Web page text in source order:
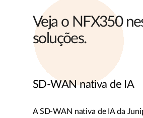
Veja o NFX350
soluções.
SD-WAN nativa de IA
A SD-WAN nativa de IA da